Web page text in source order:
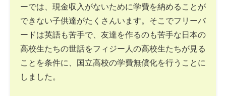
ーでは、現金収入がないために学費を納めることが
できない子供達がたくさんいます。そこでフリーバ
ードは英語も苦手で、友達を作るのも苦手な日本の
高校生たちの世話をフィジー人の高校生たちが見る
ことを条件に、国立高校の学費無償化を行うことに
しました。